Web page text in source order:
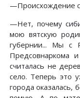
—Происхождение
—Нет, почему
мою вятскую
губернии... Мы с
Предсовнаркома
считалась не
село. Теперь это
города оказалась,